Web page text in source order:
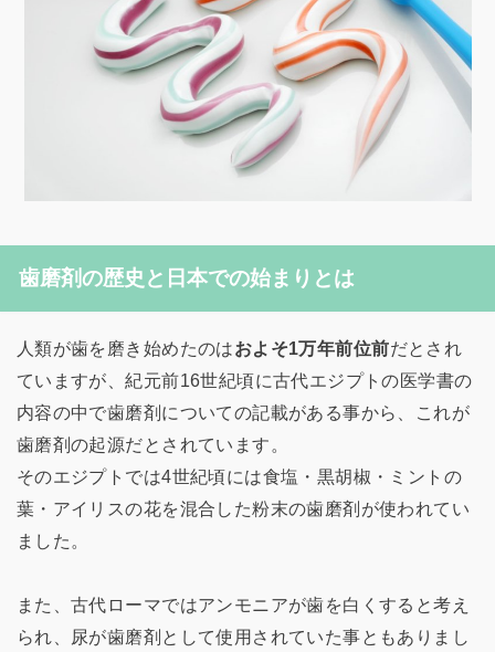
歯磨剤の歴史と日本での始まりとは
人類が歯を磨き始めたのはおよそ1万年前位前だとされ
ていますが、紀元前16世紀頃に古代エジプトの医学書の
内容の中で歯磨剤についての記載がある事から、これが
歯磨剤の起源だとされています。
そのエジプトでは4世紀頃には食塩・黒胡椒・ミントの
葉・アイリスの花を混合した粉末の歯磨剤が使われてい
ました。
また、古代ローマではアンモニアが歯を白くすると考え
られ、尿が歯磨剤として使用されていた事ともありまし